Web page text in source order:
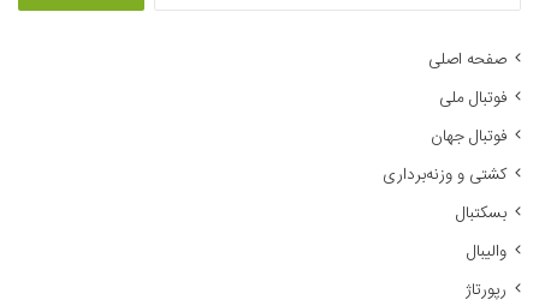
صفحه اصلی
فوتبال ملی
فوتبال جهان
کشتی و وزنه‌برداری
بسکتبال
والیبال
رپورتاژ